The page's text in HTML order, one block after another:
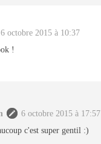
6 octobre 2015 à 10:37
!
6 octobre 2015 à 17:57
c'est super gentil :)